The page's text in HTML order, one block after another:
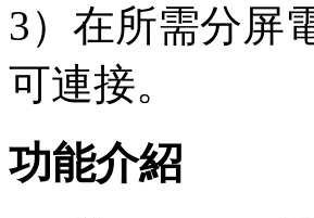
3）在所需分屏
可連接。
功能介紹